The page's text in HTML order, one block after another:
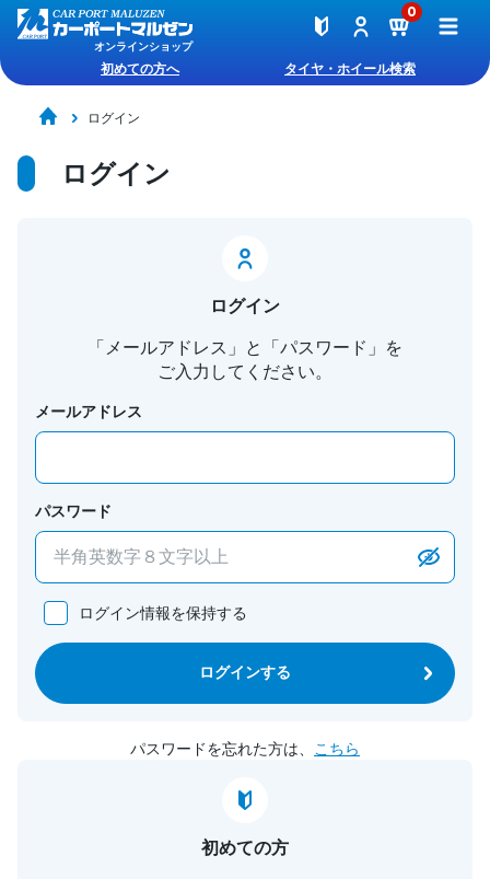
オンラインショップ
0
初めての方へ タイヤ・ホイール検索
ログイン
ログイン
ログイン
「メールアドレス」と「パスワード」を
ご入力してください。
メールアドレス
パスワード
ログイン情報を保持する
ログインする
パスワードを忘れた方は、 こちら
初めての方